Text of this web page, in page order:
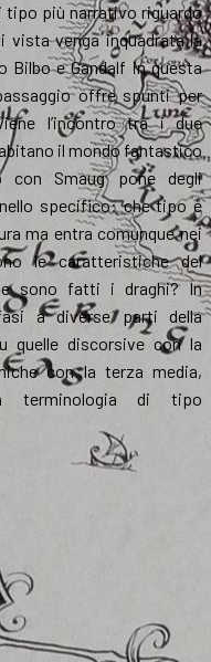
tipo più narrativo riguardo
vista venga inquadrata la
Bilbo e Gandalf in questa
offre spunti per
l’incontro tra i due
il mondo fantastico
con Smaug pone degli
specifico: che tipo è
ma entra comunque nei
le caratteristiche del
sono fatti i draghi? In
a diverse parti della
quelle discorsive con la
con la terza media,
terminologia di tipo